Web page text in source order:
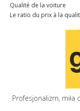
Qualité de la voiture
Le ratio du prix à la
Profesjonalizm, miła